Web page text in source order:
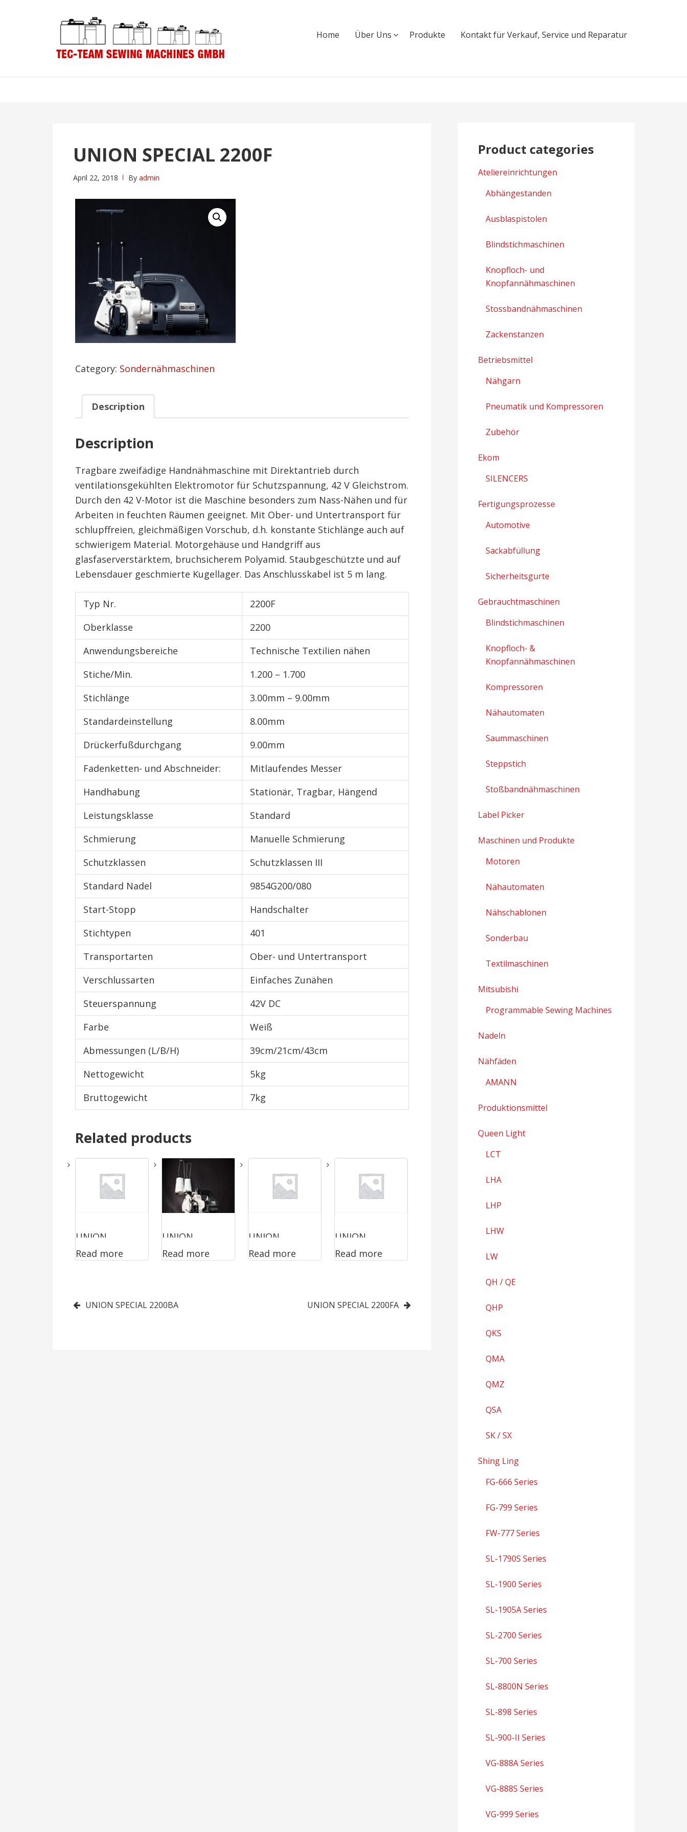
navigation
Home Über Uns Produkte Kontakt für Verkauf, Service und Reparatur
UNION SPECIAL 2200F
April 22, 2018 By admin
Category: Sondernähmaschinen
Description
Description
Tragbare zweifädige Handnähmaschine mit Direktantrieb durch
ventilationsgekühlten Elektromotor für Schutzspannung, 42 V Gleichstrom.
Durch den 42 V-Motor ist die Maschine besonders zum Nass-Nähen und für
Arbeiten in feuchten Räumen geeignet. Mit Ober- und Untertransport für
schlupffreien, gleichmäßigen Vorschub, d.h. konstante Stichlänge auch auf
schwierigem Material. Motorgehäuse und Handgriff aus
glasfaserverstärktem, bruchsicherem Polyamid. Staubgeschützte und auf
Lebensdauer geschmierte Kugellager. Das Anschlusskabel ist 5 m lang.
Typ Nr.
2200F
Oberklasse
2200
Anwendungsbereiche
Technische Textilien nähen
Stiche/Min.
1.200 – 1.700
Stichlänge
3.00mm – 9.00mm
Standardeinstellung
8.00mm
Drückerfußdurchgang
9.00mm
Fadenketten- und Abschneider:
Mitlaufendes Messer
Handhabung
Stationär, Tragbar, Hängend
Leistungsklasse
Standard
Schmierung
Manuelle Schmierung
Schutzklassen
Schutzklassen III
Standard Nadel
9854G200/080
Start-Stopp
Handschalter
Stichtypen
401
Transportarten
Ober- und Untertransport
Verschlussarten
Einfaches Zunähen
Steuerspannung
42V DC
Farbe
Weiß
Abmessungen (L/B/H)
39cm/21cm/43cm
Nettogewicht
5kg
Bruttogewicht
7kg
Related products
UNION
SPECIAL
Read more
UNION
SPECIAL 2200A
Read more
UNION
SPECIAL
Read more
UNION
SPECIAL
Read more
Post
UNION SPECIAL 2200BA UNION SPECIAL 2200FA
Product categories
Ateliereinrichtungen
Abhängestanden
Ausblaspistolen
Blindstichmaschinen
Knopfloch- und
Knopfannähmaschinen
Stossbandnähmaschinen
Zackenstanzen
Betriebsmittel
Nähgarn
Pneumatik und Kompressoren
Zubehör
Ekom
SILENCERS
Fertigungsprozesse
Automotive
Sackabfüllung
Sicherheitsgurte
Gebrauchtmaschinen
Blindstichmaschinen
Knopfloch- &
Knopfannähmaschinen
Kompressoren
Nähautomaten
Saummaschinen
Steppstich
Stoßbandnähmaschinen
Label Picker
Maschinen und Produkte
Motoren
Nähautomaten
Nähschablonen
Sonderbau
Textilmaschinen
Mitsubishi
Programmable Sewing Machines
Nadeln
Nähfäden
AMANN
Produktionsmittel
Queen Light
LCT
LHA
LHP
LHW
LW
QH / QE
QHP
QKS
QMA
QMZ
QSA
SK / SX
Shing Ling
FG-666 Series
FG-799 Series
FW-777 Series
SL-1790S Series
SL-1900 Series
SL-1905A Series
SL-2700 Series
SL-700 Series
SL-8800N Series
SL-898 Series
SL-900-II Series
VG-888A Series
VG-888S Series
VG-999 Series